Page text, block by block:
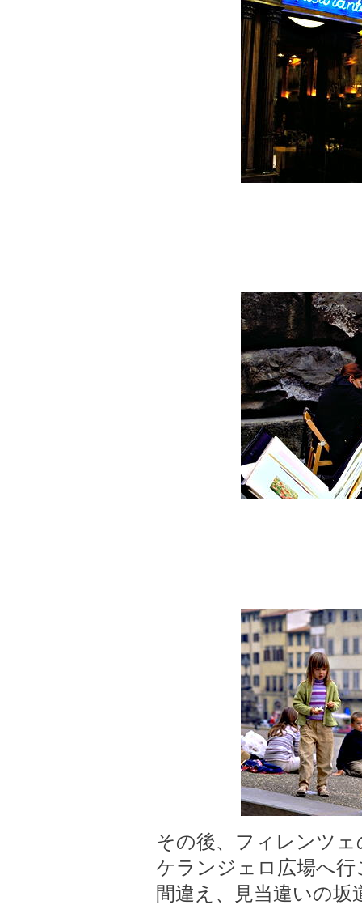
その後、フィレンツ
ケランジェロ広場へ
間違え、見当違いの